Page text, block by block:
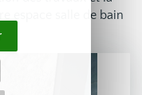
espace salle de bain